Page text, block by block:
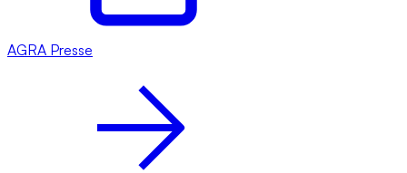
AGRA Presse